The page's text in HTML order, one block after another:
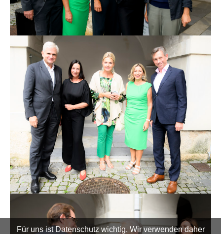
Für uns ist Datenschutz wichtig. Wir verwenden daher